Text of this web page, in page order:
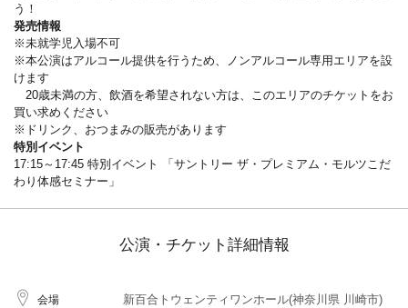
う！
発売情報
※未就学児入場不可
※本公演はアルコール提供を行うため、ノンアルコール専用エリアを設
けます
20歳未満の方、飲酒を希望されない方は、このエリアのチケットをお
買い求めください
※ドリンク、おつまみの販売があります
特別イベント
17:15～17:45 特別イベント 「サントリー ザ・プレミアム・モルツこだ
わり体感セミナー」
公演・チケット詳細情報
会場 新百合トウェンティワンホール(神奈川県 川崎市)